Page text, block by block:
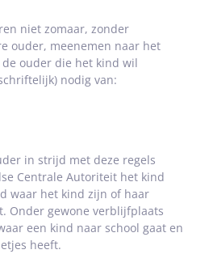
niet zomaar, zonder
ouder, meenemen naar het
ouder die het kind wil
nodig van:
in strijd met deze regels
Centrale Autoriteit het kind
waar het kind zijn of haar
Onder gewone verblijfplaats
een kind naar school gaat en
heeft.